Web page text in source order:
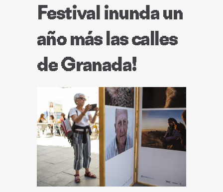
Festival inunda un
año más las calles
de Granada!